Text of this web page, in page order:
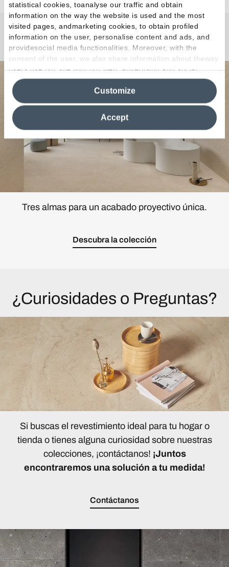
statistical cookies, toanalyse our traffic and obtain
information on the way the website is used and the most
visited pages, andmarketing cookies, to obtain profiled
information on the user, personalise content and ads, and
providesocial media functionalities. Moreover, with the
consent of the user, we also share information about theway
users use our site with our web, advertising and social
media analytics partners, who may combine itwith other
information in their possession. By closing this banner,
clicking on "Reject", it will be possible tocontinue browsing
the site after installing only technical cookies. For more
information see the
Cookie Policy
Accept
Customize
MaPierre
Tres almas para un acabado proyectivo única.
Descubra la colección
¿Curiosidades o Preguntas?
Si buscas el revestimiento ideal para tu hogar o
tienda o tienes alguna curiosidad sobre nuestras
colecciones, ¡contáctanos! ¡Juntos
encontraremos una solución a tu medida!
Contáctanos